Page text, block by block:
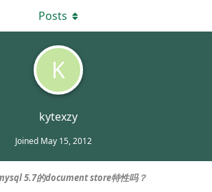
K
kytexzy
Joined May 15, 2012
Posts
5.7的document store特性吗？